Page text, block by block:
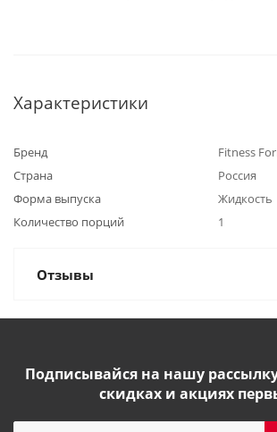
Характеристики
Бренд
Fitness
Страна
Россия
Форма выпуска
Жидкость
Количество порций
1
Отзывы
Подписывайся на нашу
скидках и акциях